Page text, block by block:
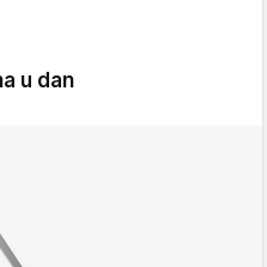
u dan